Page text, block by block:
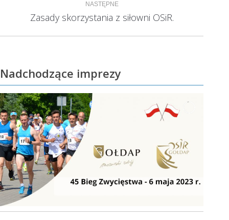
NASTĘPNE
Następny
Zasady skorzystania z siłowni OSiR.
Nadchodzące imprezy